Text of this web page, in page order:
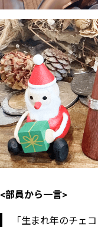
<部員から一言>
「生まれ年のチェ